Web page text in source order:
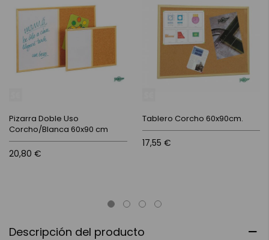
Descripción del producto
Pizarra Doble Uso
Corcho/Blanca 60x90 cm
20,80 €
Tablero Corcho 60x90cm.
17,55 €